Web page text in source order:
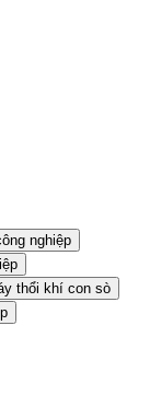
nghiệp
thổi khí con sò